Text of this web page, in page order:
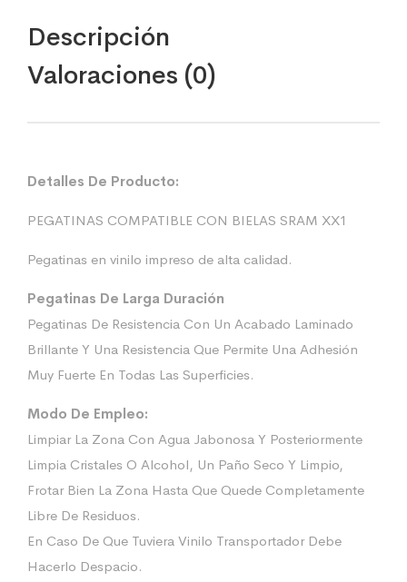
Descripción
Valoraciones (0)
Detalles De Producto:
PEGATINAS COMPATIBLE CON BIELAS SRAM XX1
Pegatinas en vinilo impreso de alta calidad.
Pegatinas De Larga Duración
Pegatinas De Resistencia Con Un Acabado Laminado
Brillante Y Una Resistencia Que Permite Una Adhesión
Muy Fuerte En Todas Las Superficies.
Modo De Empleo:
Limpiar La Zona Con Agua Jabonosa Y Posteriormente
Limpia Cristales O Alcohol, Un Paño Seco Y Limpio,
Frotar Bien La Zona Hasta Que Quede Completamente
Libre De Residuos.
En Caso De Que Tuviera Vinilo Transportador Debe
Hacerlo Despacio.